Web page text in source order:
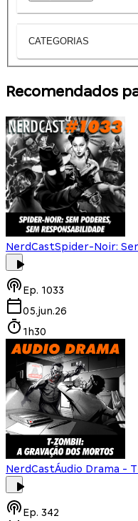
CATEGORIAS
Recomendados
NerdCastSpider-Noir:
Ep. 1033
05.jun.26
1h30
NerdCastÁudio Drama -
Ep. 342